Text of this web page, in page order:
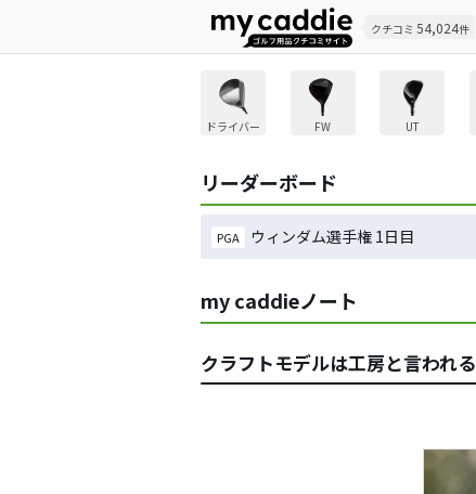
クチコミ 54,024件
ドライバー FW UT
リーダーボード
PGA ウィンダム選手権 1日目
my caddieノート
クラフトモデルは工房と言われ